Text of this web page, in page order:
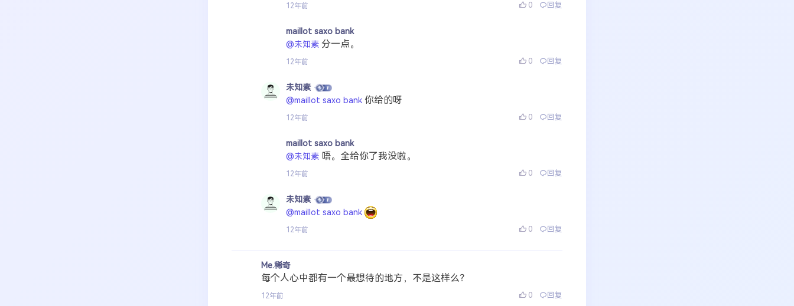
12年前 0 回复
maillot saxo bank
@未知素 分一点。
12年前 0 回复
未知素
@maillot saxo bank 你给的呀
12年前 0 回复
maillot saxo bank
@未知素 唔。全给你了我没啦。
12年前 0 回复
未知素
@maillot saxo bank
12年前 0 回复
Me.稀奇
每个人心中都有一个最想待的地方，不是这样么？
12年前 0 回复